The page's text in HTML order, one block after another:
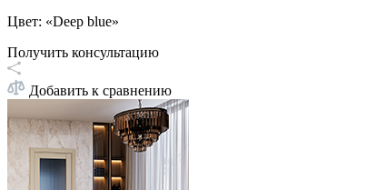
Цвет: «Deep blue»
Получить консультацию
Добавить к сравнению